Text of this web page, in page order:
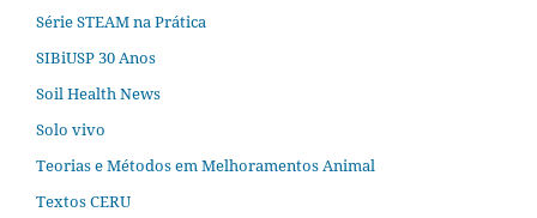
Série STEAM na Prática
SIBiUSP 30 Anos
Soil Health News
Solo vivo
Teorias e Métodos em Melhoramentos Animal
Textos CERU